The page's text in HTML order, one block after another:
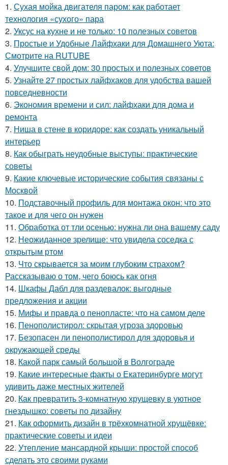
1. Сухая мойка двигателя паром: как работает
технология «сухого» пара
2. Уксус на кухне и не только: 10 полезных советов
3. Простые и Удобные Лайфхаки для Домашнего Уюта:
Смотрите на RUTUBE
4. Улучшите свой дом: 30 простых и полезных советов
5. Узнайте 27 простых лайфхаков для удобства вашей
повседневности
6. Экономия времени и сил: лайфхаки для дома и
ремонта
7. Ниша в стене в коридоре: как создать уникальный
интерьер
8. Как обыграть неудобные выступы: практические
советы
9. Какие ключевые исторические события связаны с
Москвой
10. Подставочный профиль для монтажа окон: что это
такое и для чего он нужен
11. Обработка от тли осенью: нужна ли она вашему саду
12. Неожиданное зрелище: что увидела соседка с
открытым ртом
13. Что скрывается за моим глубоким страхом?
Рассказываю о том, чего боюсь как огня
14. Шкафы Дабл для раздевалок: выгодные
предложения и акции
15. Мифы и правда о пенопласте: что на самом деле
16. Пенополистирол: скрытая угроза здоровью
17. Безопасен ли пенополистирол для здоровья и
окружающей среды
18. Какой парк самый большой в Волгограде
19. Какие интересные факты о Екатеринбурге могут
удивить даже местных жителей
20. Как превратить 3-комнатную хрущевку в уютное
гнездышко: советы по дизайну
21. Как оформить дизайн в трёхкомнатной хрущёвке:
практические советы и идеи
22. Утепление мансардной крыши: простой способ
сделать это своими руками